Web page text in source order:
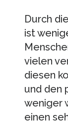
Durch
ist
vielen
diesen
und den
weniger
einen